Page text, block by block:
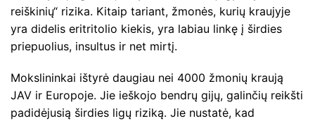
reiškinių“ rizika. Kitaip tariant, žmonės, kurių kraujyje
yra didelis eritritolio kiekis, yra labiau linkę į širdies
priepuolius, insultus ir net mirtį.
Mokslininkai ištyrė daugiau nei 4000 žmonių kraują
JAV ir Europoje. Jie ieškojo bendrų gijų, galinčių reikšti
padidėjusią širdies ligų riziką. Jie nustatė, kad